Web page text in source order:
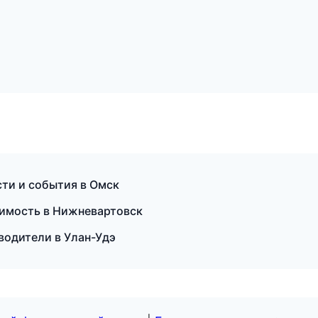
и события в Омск
в Нижневартовск
в Улан-Удэ